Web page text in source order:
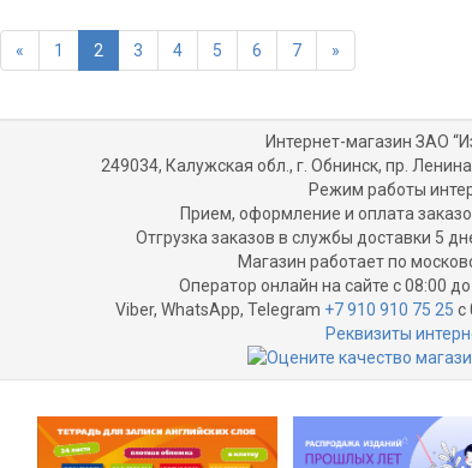
« 1 2 3 4 5 6 7 »
Интернет-магазин ЗАО
249034, Калужская обл., г. Обнинск, пр.
Режим работы
Прием, оформление и оплата
Отгрузка заказов в службы доставки 5
Магазин работает по
Оператор онлайн на сайте с 08:00
Viber, WhatsApp, Telegram +7 910 910 75 25 с
Реквизиты